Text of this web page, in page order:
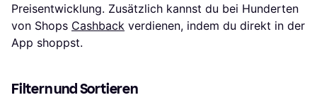
Preisentwicklung. Zusätzlich kannst du bei Hunderten
von Shops Cashback verdienen, indem du direkt in der
App shoppst.
Filtern und Sortieren